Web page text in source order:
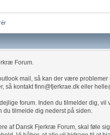
Forum.
mail, så kan der være
så kontakt finn@fjerkrae.dk eller
forum. Inden du tilmelder dig,
du tilmelde dig nederst på siden.
af Dansk Fjerkræ Forum, skal føle